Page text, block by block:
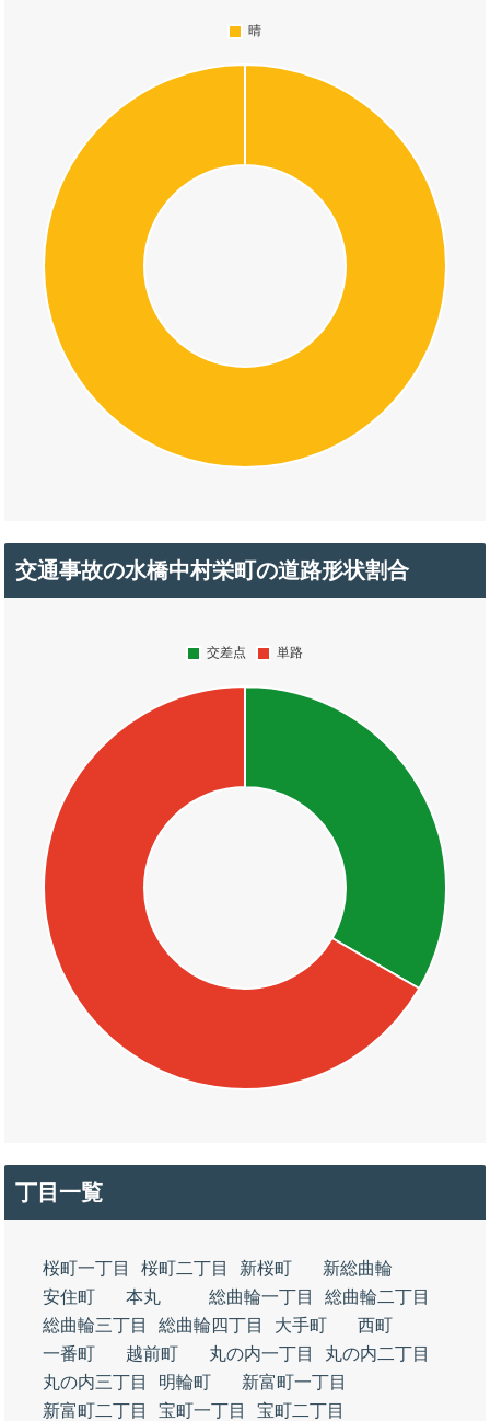
交通事故の水橋中村栄町の道路形状割合
丁目一覧
桜町一丁目 桜町二丁目 新桜町
新総曲輪
安住町
本丸 総曲輪一丁目
総曲輪二丁目
総曲輪三丁目
総曲輪四丁目 大手町
西町
一番町
越前町 丸の内一丁目
丸の内二丁目
丸の内三丁目
明輪町
新富町一丁目
新富町二丁目
宝町一丁目
宝町二丁目